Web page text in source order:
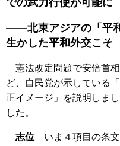
での武力行使が可能に
――北東アジアの「平
生かした平和外交こそ
憲法改定問題で安倍首
ど、自民党が示している
正イメージ」を説明しま
した。
志位 いま４項目の条文